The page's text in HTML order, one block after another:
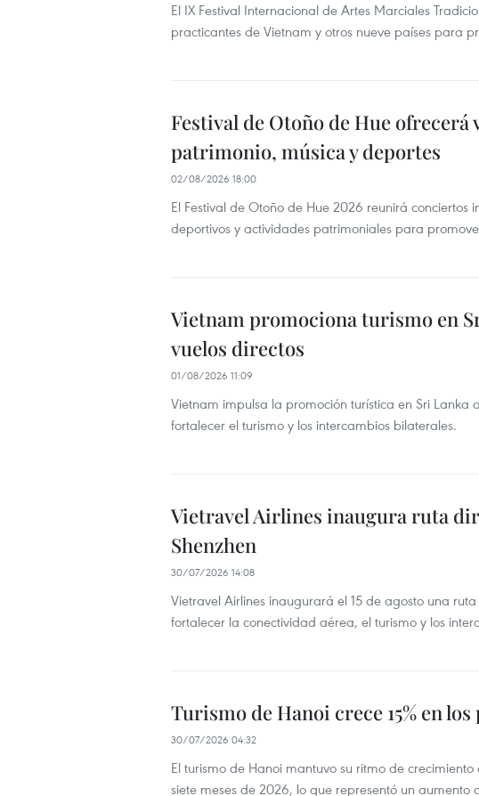
El IX Festival Internacional de Artes Marciales
practicantes de Vietnam y otros nueve países para
Festival de Otoño de Hue
patrimonio, música y deportes
02/08/2026 18:00
El Festival de Otoño de Hue 2026 reunirá conciertos
deportivos y actividades patrimoniales para
Vietnam promociona turismo en
vuelos directos
01/08/2026 11:09
Vietnam impulsa la promoción turística en Sri Lanka
fortalecer el turismo y los intercambios bilaterales.
Vietravel Airlines inaugura ruta
Shenzhen
30/07/2026 14:08
Vietravel Airlines inaugurará el 15 de agosto una
fortalecer la conectividad aérea, el turismo y los
Turismo de Hanoi crece 15% en
30/07/2026 04:32
El turismo de Hanoi mantuvo su ritmo de
siete meses de 2026, lo que representó un